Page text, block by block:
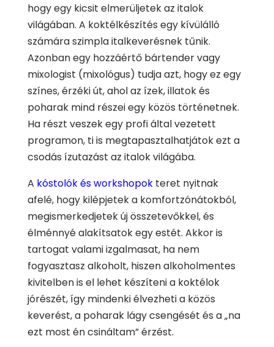
hogy egy kicsit elmerüljetek az italok
világában. A koktélkészítés egy kívülálló
számára szimpla italkeverésnek tűnik.
Azonban egy hozzáértő bártender vagy
mixologist (mixológus) tudja azt, hogy ez egy
színes, érzéki út, ahol az ízek, illatok és
poharak mind részei egy közös történetnek.
Ha részt veszek egy profi által vezetett
programon, ti is megtapasztalhatjátok ezt a
csodás ízutazást az italok világába.
A kóstolók és workshopokteret nyitnak
afelé, hogy kilépjetek a komfortzónátokból,
megismerkedjetek új összetevőkkel, és
élménnyé alakítsatok egy estét. Akkor is
tartogat valami izgalmasat, ha nem
fogyasztasz alkoholt, hiszen alkoholmentes
kivitelben is el lehet készíteni a koktélok
jórészét, így mindenki élvezheti a közös
keverést, a poharak lágy csengését és a „na
ezt most én csináltam” érzést.